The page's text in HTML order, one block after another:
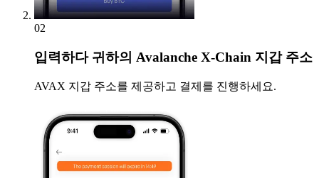
02
입력하다귀하의 Avalanche X-Chain 지갑 주소
AVAX 지갑 주소를 제공하고 결제를 진행하세요.